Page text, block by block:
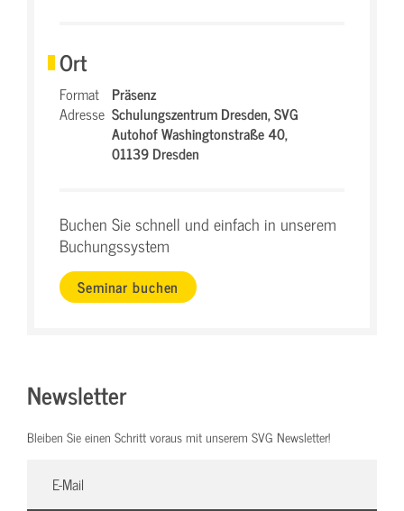
Ort
Format Präsenz
Adresse Schulungszentrum Dresden,SVG
Autohof Washingtonstraße 40,
01139 Dresden
Buchen Sie schnell und einfach in unserem
Buchungssystem
Seminar buchen
Newsletter
Bleiben Sie einen Schritt voraus mit unserem SVG Newsletter!